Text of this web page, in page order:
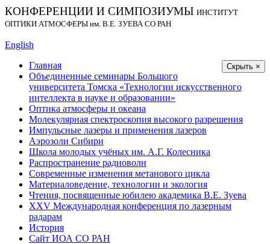
КОНФЕРЕНЦИИ И СИМПОЗИУМЫ ИНСТИТУТ
ОПТИКИ АТМОСФЕРЫ им. В.Е. ЗУЕВА СО РАН
English
Скрыть ×
Главная
Объединенные семинары Большого
университета Томска «Технологии искусственного
интеллекта в науке и образовании»
Оптика атмосферы и океана
Молекулярная спектроскопия высокого разрешения
Импульсные лазеры и применения лазеров
Аэрозоли Сибири
Школа молодых учёных им. А.Г. Колесника
Распространение радиоволн
Современные изменения метанового цикла
Материаловедение, технологии и экология
Чтения, посвященные юбилею академика В.Е. Зуева
XXV Международная конференция по лазерным
радарам
История
Сайт ИОА СО РАН